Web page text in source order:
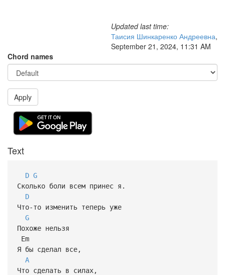
Updated last time:
Таисия Шинкаренко Андреевна,
September 21, 2024, 11:31 AM
Chord names
Apply
Text
D G
Сколько боли всем принес я.
D
Что-то изменить теперь уже
G
Похоже нельзя
Em
Я бы сделал все,
A
Что сделать в силах,